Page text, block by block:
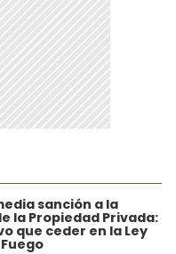
sanción a la
la Propiedad Privada:
que ceder en la Ley